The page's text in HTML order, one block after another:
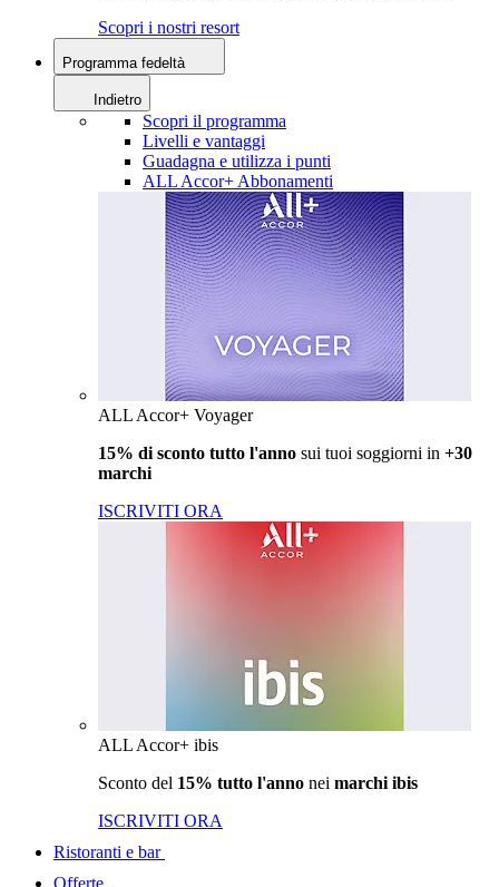
Scopri i nostri resort
Programma fedeltà
Indietro
Scopri il programma
Livelli e vantaggi
Guadagna e utilizza i punti
ALL Accor+ Abbonamenti
ALL Accor+ Voyager
15% di sconto tutto l'anno sui tuoi soggiorni in +30
marchi
ISCRIVITI ORA
ALL Accor+ ibis
Sconto del 15% tutto l'anno nei marchi ibis
ISCRIVITI ORA
Ristoranti e bar
Offerte